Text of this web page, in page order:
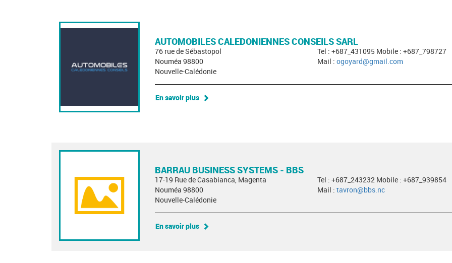
AUTOMOBILES CALEDONIENNES CONSEILS SARL
76 rue de Sébastopol
Nouméa 98800
Nouvelle-Calédonie
Tel : +687_431095 Mobile : +687_798727
Mail : ogoyard@gmail.com
En savoir plus
BARRAU BUSINESS SYSTEMS - BBS
17-19 Rue de Casabianca, Magenta
Nouméa 98800
Nouvelle-Calédonie
Tel : +687_243232 Mobile : +687_939854
Mail : tavron@bbs.nc
En savoir plus